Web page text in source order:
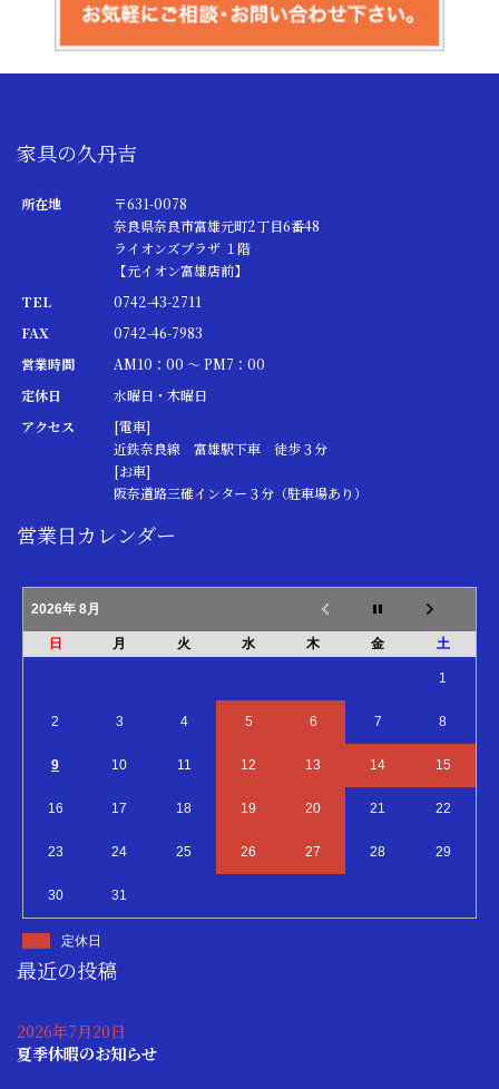
家具の久丹吉
所在地
〒631-0078
奈良県奈良市富雄元町2丁目6番48
ライオンズプラザ １階
【元イオン富雄店前】
TEL
0742-43-2711
FAX
0742-46-7983
営業時間
AM10：00 ～ PM7：00
定休日
水曜日・木曜日
アクセス
[電車]
近鉄奈良線 富雄駅下車 徒歩３分
[お車]
阪奈道路三碓インター３分（駐車場あり）
営業日カレンダー
2026年 8月
日 月 火 水 木 金 土
1
2 3 4 5 6 7 8
9 10 11 12 13 14 15
16 17 18 19 20 21 22
23 24 25 26 27 28 29
30 31
定休日
最近の投稿
2026年7月20日
夏季休暇のお知らせ